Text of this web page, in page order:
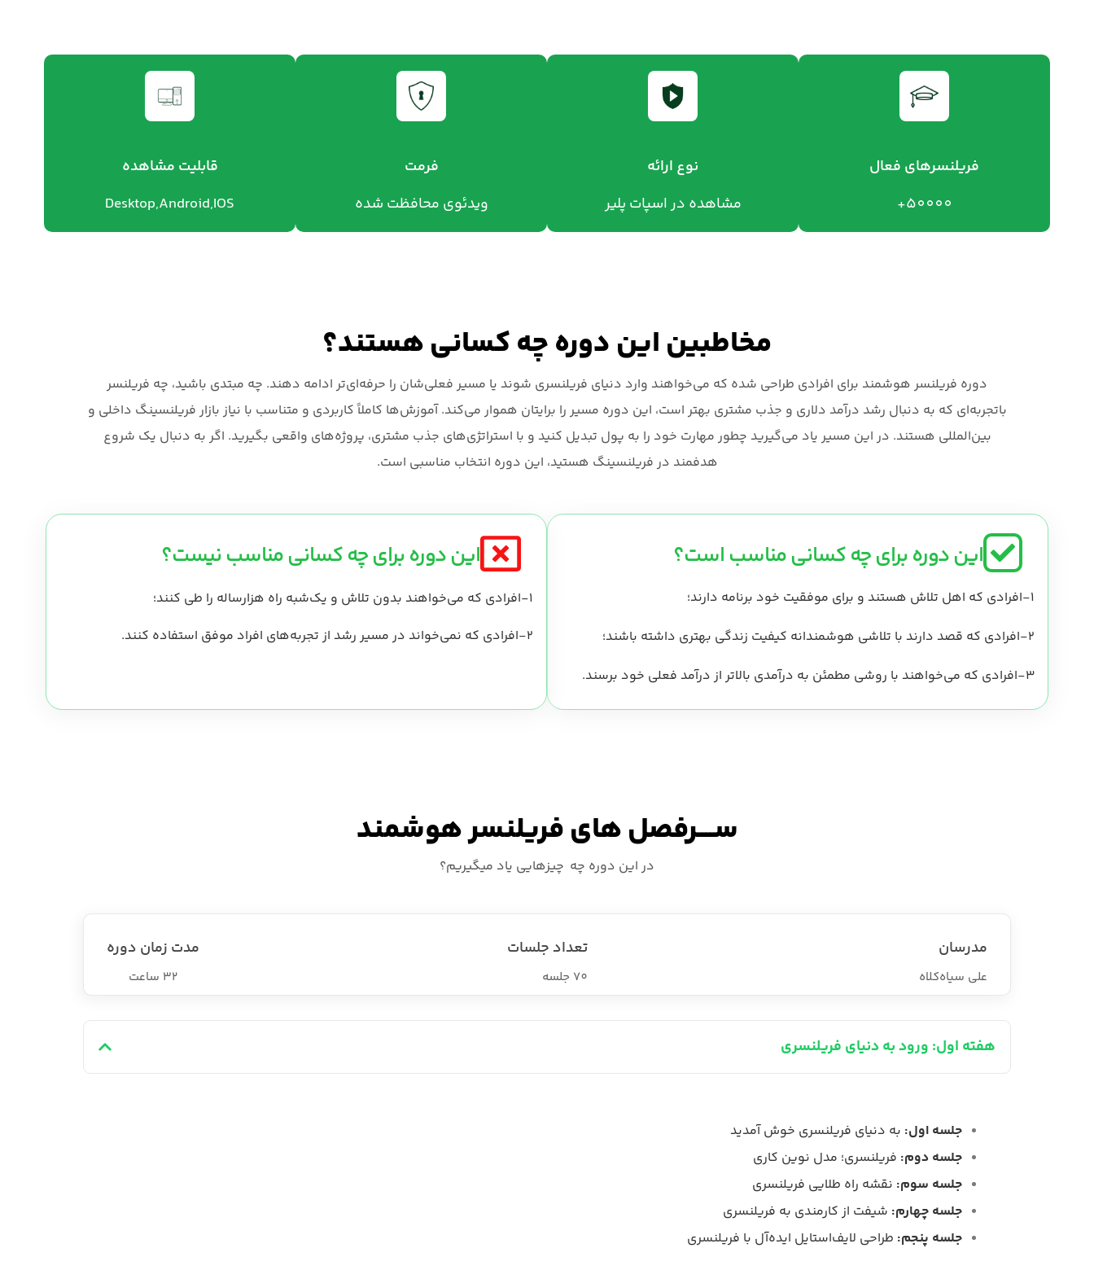
فریلنسرهای فعال
50000+
نوع ارائه
مشاهده در اسپات پلیر
فرمت
ویدئوی محافظت شده
قابلیت مشاهده
Desktop,Android,IOS
مخاطبین این دوره چه کسانی هستند؟
دوره فریلنسر هوشمند برای افرادی طراحی شده که می‌خواهند وارد دنیای فریلنسری شوند یا مسیر فعلی‌شان را حرفه‌ای‌تر ادامه دهند. چه مبتدی باشید، چه فریلنسر
باتجربه‌ای که به دنبال رشد درآمد دلاری و جذب مشتری بهتر است، این دوره مسیر را برایتان هموار می‌کند. آموزش‌ها کاملاً کاربردی و متناسب با نیاز بازار فریلنسینگ داخلی و
بین‌المللی هستند. در این مسیر یاد می‌گیرید چطور مهارت خود را به پول تبدیل کنید و با استراتژی‌های جذب مشتری، پروژه‌های واقعی بگیرید. اگر به دنبال یک شروع
هدفمند در فریلنسینگ هستید، این دوره انتخاب مناسبی است.
این دوره برای چه کسانی مناسب است؟
1-افرادی که اهل تلاش هستند و برای موفقیت خود برنامه دارند؛
2-افرادی که قصد دارند با تلاشی هوشمندانه کیفیت زندگی بهتری داشته باشند؛
3-افرادی که می‌خواهند با روشی مطمئن به درآمدی بالاتر از درآمد فعلی خود برسند.
این دوره برای چه کسانی مناسب نیست؟
1-افرادی که می‌خواهند بدون تلاش و یک‌شبه راه هزارساله را طی کنند؛
2-افرادی که نمی‌خواند در مسیر رشد از تجربه‌های افراد موفق استفاده کنند.
ســــرفصل های فریلنسر هوشمند
در این دوره چه چیزهایی یاد میگیریم؟
مدرسان
علی سیاه‌کلاه
تعداد جلسات
70 جلسه
مدت زمان دوره
32 ساعت
هفته اول: ورود به دنیای فریلنسری
جلسه اول: به دنیای فریلنسری خوش آمدید
جلسه دوم: فریلنسری؛ مدل نوین کاری
جلسه سوم: نقشه راه طلایی فریلنسری
جلسه چهارم: شیفت از کارمندی به فریلنسری
جلسه پنجم: طراحی لایف‌استایل ایده‌آل با فریلنسری